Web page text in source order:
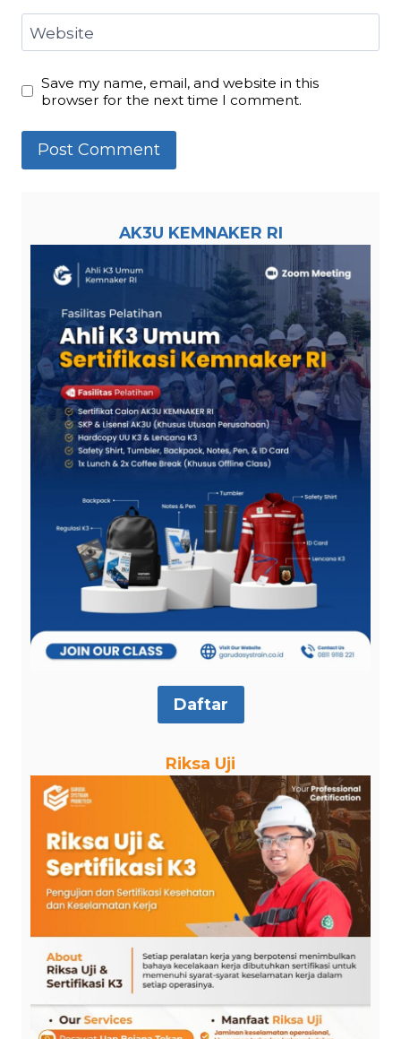
Website
Save my name, email, and website in this
browser for the next time I comment.
AK3U KEMNAKER RI
Daftar
Riksa Uji